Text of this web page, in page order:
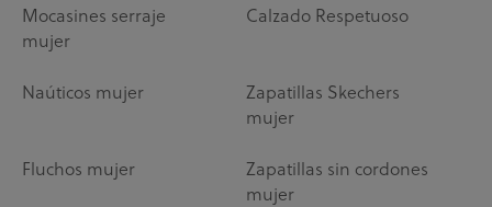
Mocasines serraje
mujer
Calzado Respetuoso
Naúticos mujer
Zapatillas Skechers
mujer
Fluchos mujer
Zapatillas sin cordones
mujer